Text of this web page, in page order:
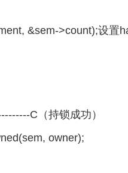
&sem->count);设置
C（持锁成功）
owner);